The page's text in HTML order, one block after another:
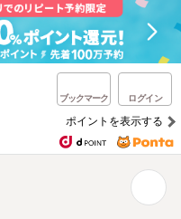
ブックマーク ログイン
ポイントを表示する